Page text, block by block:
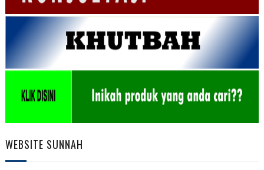
WEBSITE SUNNAH